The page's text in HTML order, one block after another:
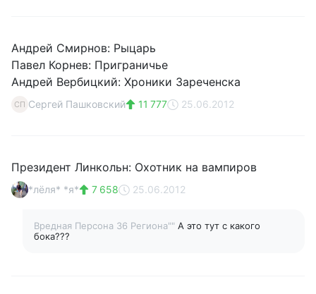
Андрей Смирнов: Рыцарь
Павел Корнев: Приграничье
Андрей Вербицкий: Хроники Зареченска
СП Сергей Пашковский 11 777 25.06.2012
Президент Линкольн: Охотник на вампиров
*лёля* *я* 7 658 25.06.2012
Вредная Персона 36 Региона"" А это тут с какого
бока???